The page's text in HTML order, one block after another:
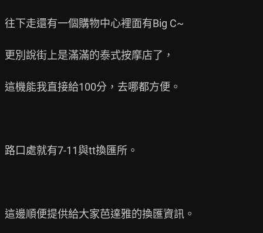
往下走還有一個購物中心裡面有Big C~
更別說街上是滿滿的泰式按摩店了，
這機能我直接給100分，去哪都方便。
路口處就有7-11與tt換匯所。
這邊順便提供給大家芭達雅的換匯資訊。